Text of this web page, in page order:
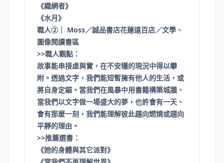
《織網者》
《水月》
職人②｜ Moss／誠品書店花蓮遠百店／文學、
圖像閱讀書區
>>職人觀點：
故事能串接虛與實，在不安穩的現況中得以攀
附。透過文字，我們能短暫擁有他人的生活，或
將自身定錨。當我們在風暴中用書籍構築城牆、
當我們以文字做一場盛大的夢，也許會有一天、
會有那麼一刻，我們能理解彼此趨向燃燒或趨向
平靜的理由。
>>推薦選書：
《她的身體與其它派對》